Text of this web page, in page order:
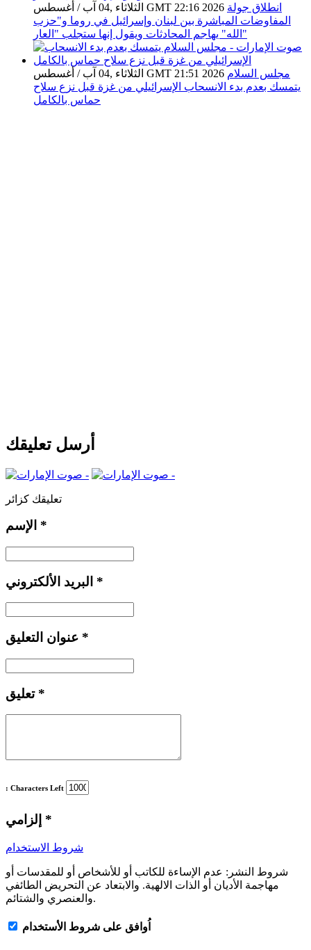
الثلاثاء ,04 آب / أغسطس GMT 22:16 2026 انطلاق جولة
المفاوضات المباشرة بين لبنان وإسرائيل في روما و"حزب
الله" يهاجم المحادثات ويقول إنها ستجلب "العار"
الثلاثاء ,04 آب / أغسطس GMT 21:51 2026 مجلس السلام
يتمسك بعدم بدء الانسحاب الإسرائيلي من غزة قبل نزع سلاح
حماس بالكامل
أرسل تعليقك
تعليقك كزائر
*
*
*
تعليق *
: Characters Left
*
شروط الاستخدام
شروط النشر: عدم الإساءة للكاتب أو للأشخاص أو للمقدسات أو
مهاجمة الأديان أو الذات الالهية. والابتعاد عن التحريض الطائفي
والعنصري والشتائم.
اُوافق على شروط الأستخدام